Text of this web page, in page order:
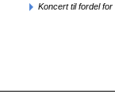
Koncert til fordel